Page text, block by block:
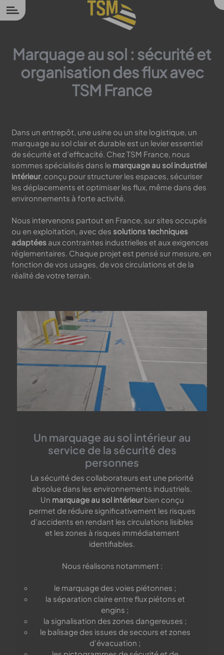
Panneau de gestion des cookies
Marquage au sol : sécurité et
organisation des flux avec
TSM France
Dans un entrepôt, une usine ou un site logistique, un
marquage au sol clair et durable est un levier essentiel
de sécurité et d’efficacité. Chez TSM France, nous
sommes spécialisés dans le marquage au sol industriel
intérieur, conçu pour structurer les espaces, sécuriser
les déplacements et optimiser les flux, même dans des
environnements à forte activité.
Nous intervenons partout en France, sur sites occupés
ou en exploitation, avec des solutions techniques
adaptées aux contraintes industrielles et aux exigences
réglementaires. Chaque projet est pensé sur mesure, en
fonction de vos usages, de vos circulations et de la
réalité de votre terrain.
Un marquage au sol intérieur au
service de la sécurité des
personnes
La sécurité des collaborateurs est une priorité
absolue dans les environnements industriels.
Un marquage au sol intérieurbien conçu
permet de réduire significativement les risques
d’accidents en rendant les circulations lisibles
et les zones à risques immédiatement
identifiables.
Nous réalisons notamment :
le marquage des voies piétonnes ;
la séparation claire entre flux piétons et
engins ;
la signalisation des zones dangereuses ;
le balisage des issues de secours et zones
d’évacuation ;